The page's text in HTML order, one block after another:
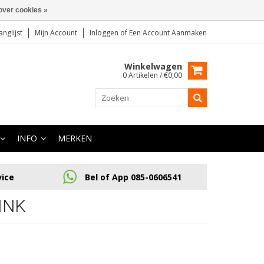
Mijn Account Inloggen of Een Account Aanmaken
Winkelwagen
0 Artikelen / €0,00
INFO MERKEN
Bel of App 085-0606541
cookies »